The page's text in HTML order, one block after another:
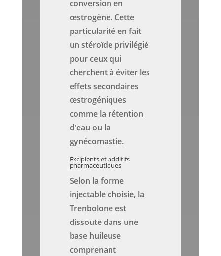
conversion en
œstrogène. Cette
particularité en fait
un stéroïde privilégié
pour ceux qui
cherchent à éviter les
effets secondaires
œstrogéniques
comme la rétention
d'eau ou la
gynécomastie.
Excipients et additifs
pharmaceutiques
Selon la forme
injectable choisie, la
Trenbolone est
dissoute dans une
base huileuse
comprenant